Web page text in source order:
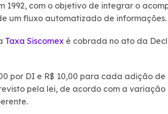
1992, com o objetivo de integrar o
um fluxo automatizado de informações.
Taxa Siscomexé cobrada no ato da
por DI e R$ 10,00 para cada adição
pela lei, de acordo com a variação